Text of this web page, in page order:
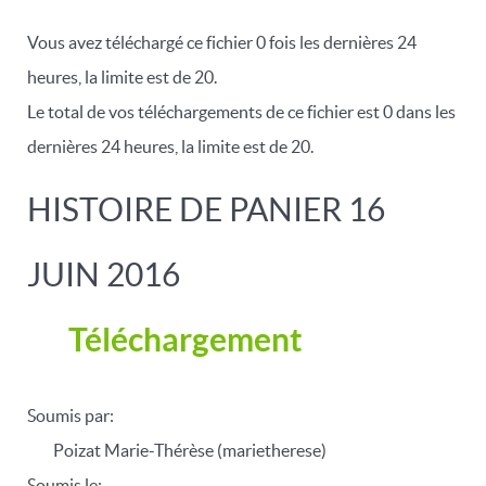
Vous avez téléchargé ce fichier 0 fois les dernières 24
heures, la limite est de 20.
Le total de vos téléchargements de ce fichier est 0 dans les
dernières 24 heures, la limite est de 20.
HISTOIRE DE PANIER 16
JUIN 2016
Téléchargement
Soumis par:
Poizat Marie-Thérèse (marietherese)